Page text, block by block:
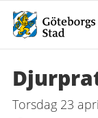
Torsdag 23